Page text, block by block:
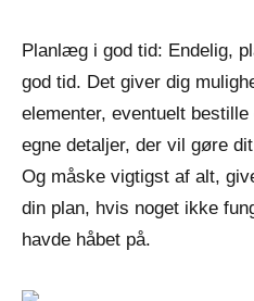
Planlæg i god tid: Endelig,
god tid. Det giver dig
elementer, eventuelt
egne detaljer, der vil gøre
Og måske vigtigst af alt,
din plan, hvis noget ikke
havde håbet på.